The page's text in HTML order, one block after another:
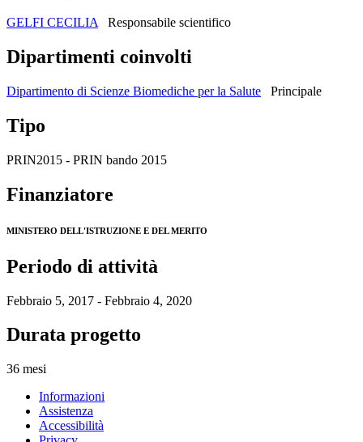
GELFI CECILIA Responsabile scientifico
Dipartimenti coinvolti
Dipartimento di Scienze Biomediche per la Salute Principale
Tipo
PRIN2015 - PRIN bando 2015
Finanziatore
MINISTERO DELL'ISTRUZIONE E DEL MERITO
Periodo di attività
Febbraio 5, 2017 - Febbraio 4, 2020
Durata progetto
36 mesi
Informazioni
Assistenza
Accessibilità